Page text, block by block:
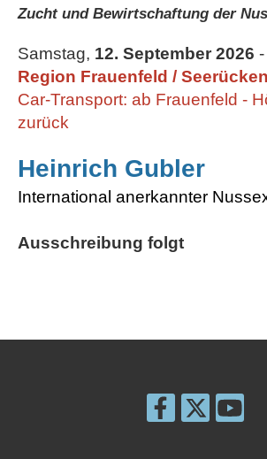
Zucht und Bewirtschaftung der
Samstag, 12. September 2026
Region Frauenfeld /
Car-Transport: ab Frauenfeld -
zurück
Heinrich Gubler
International anerkannter
Ausschreibung folgt